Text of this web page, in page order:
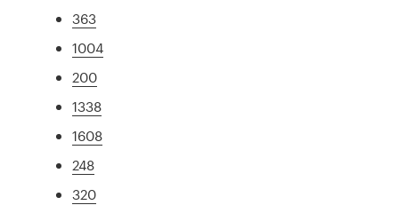
363
1004
200
1338
1608
248
320